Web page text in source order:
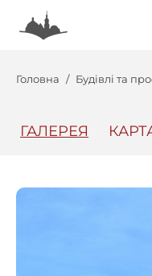
Головна Будівлі та
ГАЛЕРЕЯ